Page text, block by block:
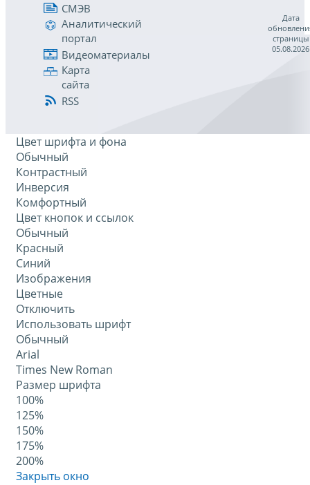
СМЭВ
Аналитический
портал
Видеоматериалы
Карта
сайта
RSS
Дата
страницы
05.08.2026
Цвет шрифта и фона
Обычный
Контрастный
Инверсия
Комфортный
Цвет кнопок и ссылок
Обычный
Красный
Синий
Изображения
Цветные
Отключить
Использовать шрифт
Обычный
Arial
Times New Roman
Размер шрифта
100%
125%
150%
175%
200%
Закрыть окно